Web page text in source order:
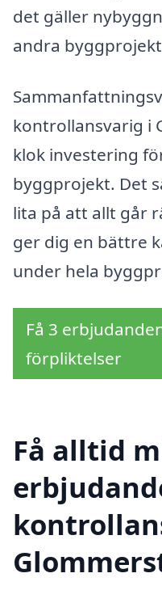
det gäller
andra
kontrollansvarig i
klok investering
byggprojekt. Det
lita på att allt går
ger dig en bättre
under hela
Få 3
förpliktelser
Få alltid